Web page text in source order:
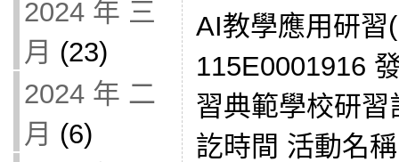
2024 年 三
月 (23)
2024 年 二
月 (6)
AI教學應用研習
115E0001916
習典範學校研
訖時間 活動名